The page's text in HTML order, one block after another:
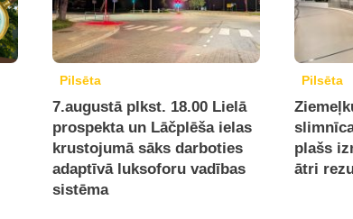
Pilsēta
7.augustā plkst. 18.00 Lielā
prospekta un Lāčplēša ielas
krustojumā sāks darboties
adaptīvā luksoforu vadības
sistēma
Pilsēta
plašs
ātri